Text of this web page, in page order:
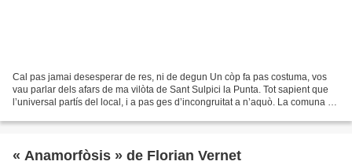
Cal pas jamai desesperar de res, ni de degun Un còp fa pas costuma, vos
vau parlar dels afars de ma vilòta de Sant Sulpici la Punta. Tot sapient que
l’universal partís del local, i a pas ges d’incongruitat a n’aquò. La comuna de
« Anamorfòsis » de Florian Vernet